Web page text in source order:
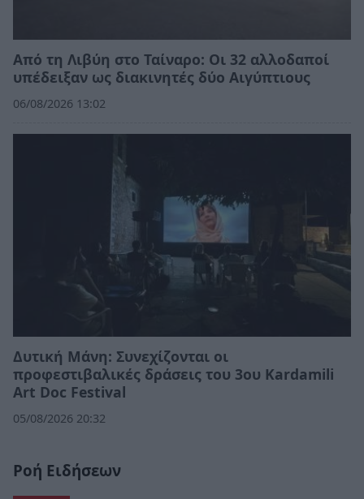
Από τη Λιβύη στο Ταίναρο: Οι 32 αλλοδαποί
υπέδειξαν ως διακινητές δύο Αιγύπτιους
06/08/2026 13:02
Δυτική Μάνη: Συνεχίζονται οι
προφεστιβαλικές δράσεις του 3ου Kardamili
Art Doc Festival
05/08/2026 20:32
Ροή Ειδήσεων